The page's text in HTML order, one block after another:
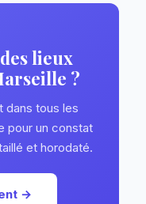
lieux
?
dans tous les
pour un constat
et horodaté.
→